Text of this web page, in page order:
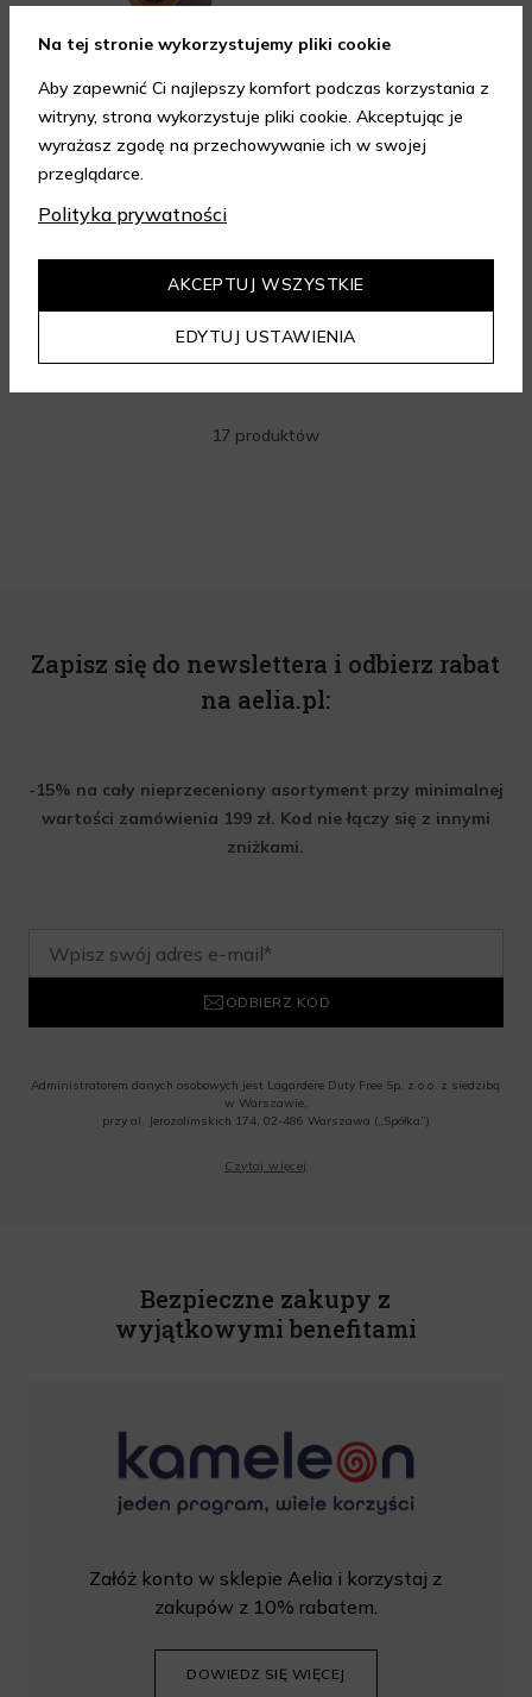
NENO BEAUTY
SILVIA Suszarka do włosów
Suszarki
DODAJ DO KOSZYKA
17 produktów
Zapisz się do newslettera i odbierz rabat
na aelia.pl:
-15% na cały nieprzeceniony asortyment przy minimalnej
wartości zamówienia 199 zł. Kod nie łączy się z innymi
zniżkami.
ODBIERZ KOD
Administratorem danych osobowych jest Lagardere Duty Free Sp. z o.o. z siedzibą
w Warszawie,
przy al. Jerozolimskich 174, 02-486 Warszawa („Spółka”)
o.o. informacji handlowych, w tym newslettera, informacji o promocjach i
Czytaj więcej
Bezpieczne zakupy z
wyjątkowymi benefitami
Załóż konto w sklepie Aelia i korzystaj z
zakupów z 10% rabatem.
DOWIEDZ SIĘ WIĘCEJ
Na tej stronie wykorzystujemy pliki cookie
Aby zapewnić Ci najlepszy komfort podczas korzystania z
witryny, strona wykorzystuje pliki cookie. Akceptując je
wyrażasz zgodę na przechowywanie ich w swojej
przeglądarce.
Polityka prywatności
EDYTUJ USTAWIENIA
AKCEPTUJ WSZYSTKIE